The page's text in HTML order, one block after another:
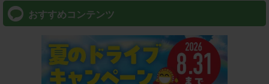
おすすめコンテンツ